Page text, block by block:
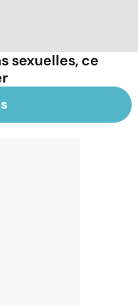
sexuelles, ce